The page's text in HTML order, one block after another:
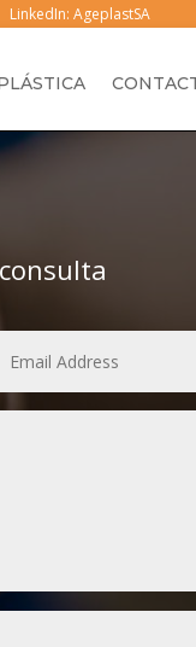
LinkedIn: AgeplastSA